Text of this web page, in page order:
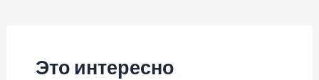
Это интересно